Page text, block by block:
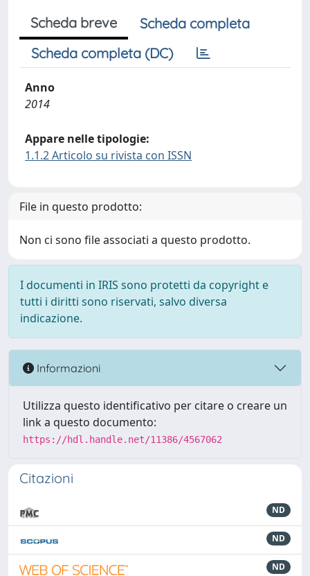
Scheda breve
Scheda completa
Scheda completa (DC)
Anno
2014
Appare nelle tipologie:
1.1.2 Articolo su rivista con ISSN
File in questo prodotto:
Non ci sono file associati a questo prodotto.
I documenti in IRIS sono protetti da copyright e
tutti i diritti sono riservati, salvo diversa
indicazione.
Informazioni
Utilizza questo identificativo per citare o creare un
link a questo documento:
https://hdl.handle.net/11386/4567062
Citazioni
ND
ND
ND